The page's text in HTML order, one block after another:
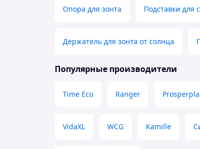
Опора для зонта Подставки для
Держатель для зонта от солнца
Популярные производители
Time Eco Ranger
VidaXL WCG Kamille